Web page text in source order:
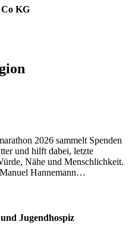
KG
2026 sammelt Spenden
und hilft dabei, letzte
Nähe und Menschlichkeit.
Hannemann…
Jugendhospiz